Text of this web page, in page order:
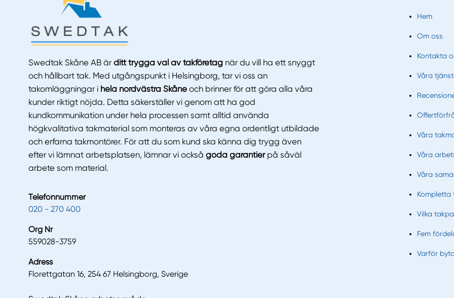
Swedtak Skåne AB är ditt trygga val av takföretag när du vill ha ett snyggt
och hållbart tak. Med utgångspunkt i Helsingborg, tar vi oss an
takomläggningar i hela nordvästra Skåne och brinner för att göra alla våra
kunder riktigt nöjda. Detta säkerställer vi genom att ha god
kundkommunikation under hela processen samt alltid använda
högkvalitativa takmaterial som monteras av våra egna ordentligt utbildade
och erfarna takmontörer. För att du som kund ska känna dig trygg även
efter vi lämnat arbetsplatsen, lämnar vi också goda garantierpå såväl
arbete som material.
Telefonnummer
020 - 270 400
Org Nr
559028-3759
Adress
Florettgatan 16, 254 67 Helsingborg, Sverige
Hem
Om oss
Kontakta
Våra
Våra
Våra
Våra
Kompletta
Vilka
Fem
Varför